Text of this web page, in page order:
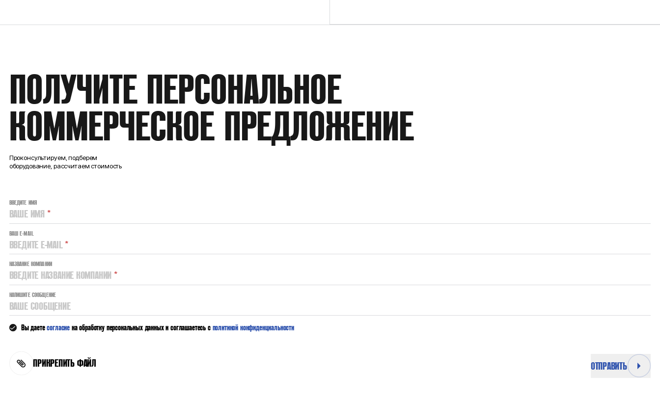
ПРОИЗВОДИТЕЛЬНОСТЬ
КОЭФФИЦИЕНТ ДАВЛЕНИЯ
ПОЛУЧИТЕ ПЕРСОНАЛЬНОЕ
КОММЕРЧЕСКОЕ ПРЕДЛОЖЕНИЕ
Проконсультируем, подберем
оборудование, рассчитаем стоимость
ВВЕДИТЕ ИМЯ
ВАШЕ ИМЯ *
ВАШ E-MAIL
ВВЕДИТЕ E-MAIL*
НАЗВАНИЕ КОМПАНИИ
ВВЕДИТЕ НАЗВАНИЕ КОМПАНИИ *
НАПИШИТЕ СООБЩЕНИЕ
ВАШЕ СООБЩЕНИЕ
Вы даетесогласиена обработку персональных данных и соглашаетесь сполитикой конфиденциальности
ПРИКРЕПИТЬ ФАЙЛ ОТПРАВИТЬ